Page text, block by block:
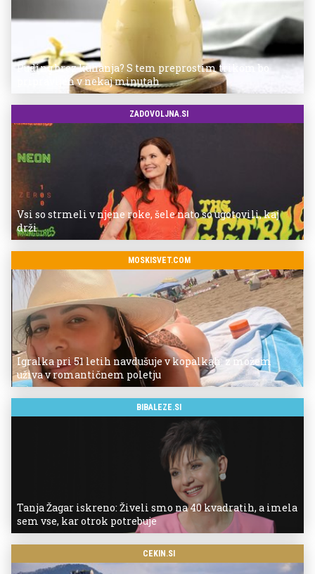
Puding brez kuhanja? S tem preprostim trikom bo
pripravljen v nekaj minutah
ZADOVOLJNA.SI
Vsi so strmeli v njene roke, šele nato so ugotovili, kaj
drži
MOSKISVET.COM
Igralka pri 51 letih navdušuje v kopalkah: z možem
uživa v romantičnem poletju
BIBALEZE.SI
Tanja Žagar iskreno: Živeli smo na 40 kvadratih, a imela
sem vse, kar otrok potrebuje
CEKIN.SI